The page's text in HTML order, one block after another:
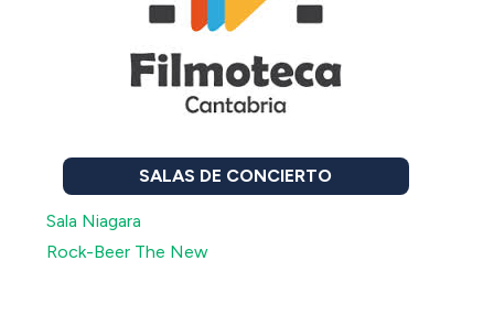
SALAS DE CONCIERTO
Sala Niagara
Rock-Beer The New